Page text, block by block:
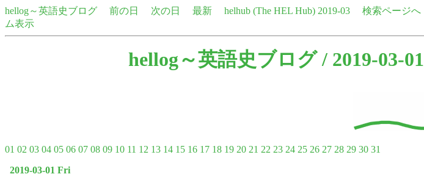
hellog～英語史ブログ 前の日 次の日 最新 helhub (The HEL Hub) 2019-03 検索ページへ
ム表示
hellog～英語史ブログ/ 2019-03-01
01 02 03 04 05 06 07 08 09 10 11 12 13 14 15 16 17 18 19 20 21 22 23 24 25 26 27 28 29 30 31
2019-03-01 Fri